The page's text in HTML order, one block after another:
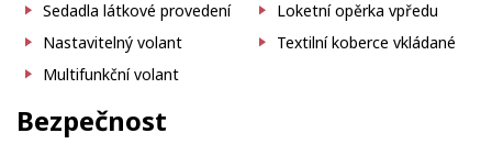
Sedadla látkové provedení
Nastavitelný volant
Multifunkční volant
Loketní opěrka vpředu
Textilní koberce vkládané
Bezpečnost